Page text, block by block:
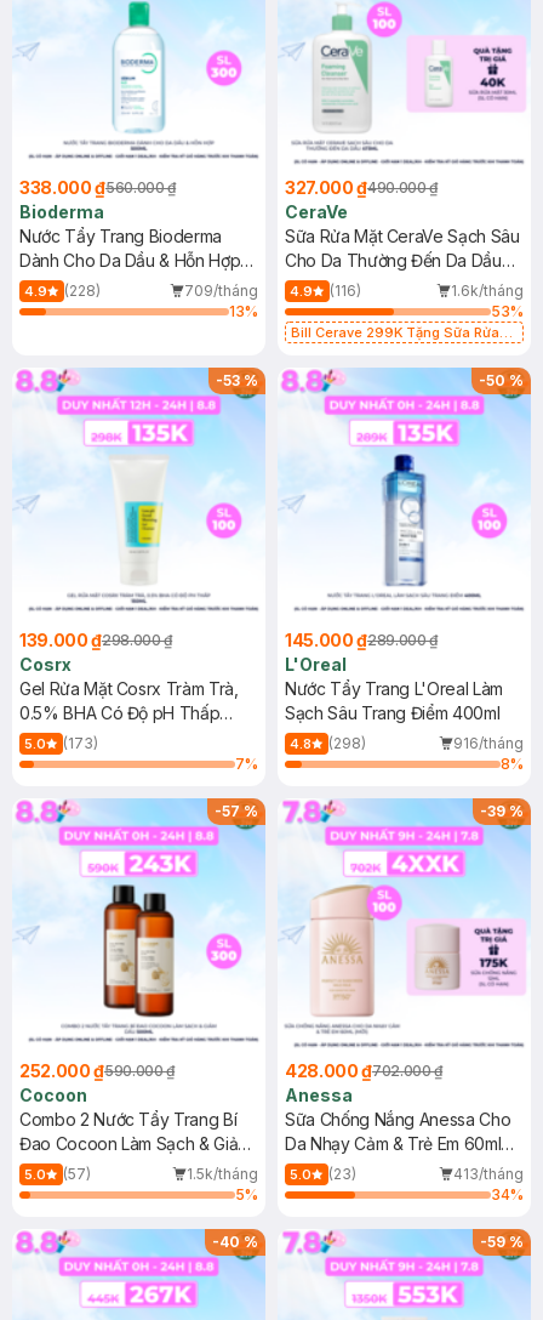
338.000 ₫560.000 ₫
Bioderma
Nước Tẩy Trang Bioderma
Dành Cho Da Dầu & Hỗn Hợp
500ml
4.9 (228)
709/tháng
13%
327.000 ₫490.000 ₫
CeraVe
Sữa Rửa Mặt CeraVe Sạch Sâu
Cho Da Thường Đến Da Dầu
473ml
4.9 (116)
1.6k/tháng
53%
Bill Cerave 299K Tặng Sữa Rửa
-53%
139.000 ₫298.000 ₫
Cosrx
Gel Rửa Mặt Cosrx Tràm Trà,
0.5% BHA Có Độ pH Thấp
150ml
5.0
(173)
7%
-50%
145.000 ₫289.000 ₫
L'Oreal
Nước Tẩy Trang L'Oreal Làm
Sạch Sâu Trang Điểm 400ml
4.8 (298)
916/tháng
8%
-57%
252.000 ₫590.000 ₫
Cocoon
Combo 2 Nước Tẩy Trang Bí
Đao Cocoon Làm Sạch & Giảm
Dầu 500ml
5.0 (57)
1.5k/tháng
5%
-39%
428.000 ₫702.000 ₫
Anessa
Sữa Chống Nắng Anessa Cho
Da Nhạy Cảm & Trẻ Em 60ml
(Mới)
5.0 (23)
413/tháng
34%
-40% -59%